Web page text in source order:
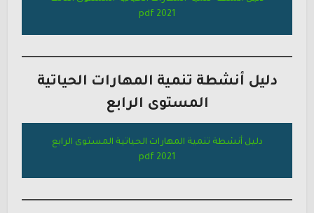
2021 pdf
دليل أنشطة تنمية المهارات الحياتية
المستوى الرابع
دليل أنشطة تنمية المهارات الحياتية المستوى الرابع
2021 pdf